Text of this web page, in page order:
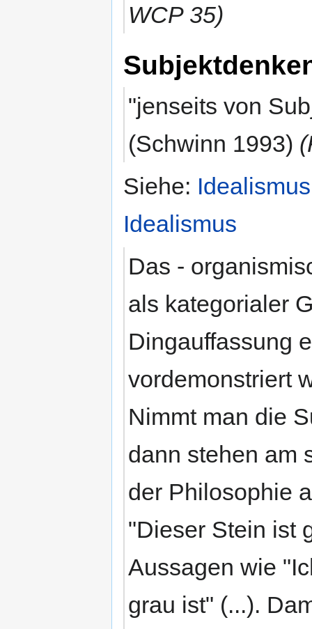
WCP 35)
"jenseits von
(Schwinn 1993)
Siehe: Idealismus
Idealismus
Das -
als kategorialer
Dingauffassung
vordemonstriert
Nimmt man die
dann stehen am
der Philosophie
"Dieser Stein ist
Aussagen wie
grau ist" (...).